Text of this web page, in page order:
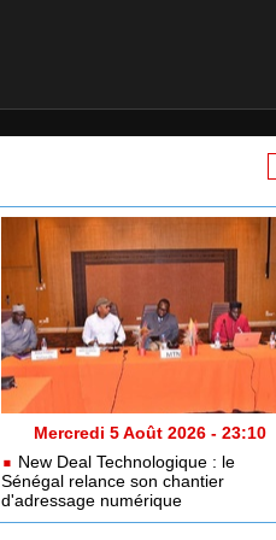
Mercredi 5 Août 2026 - 23:10
New Deal Technologique : le
Sénégal relance son chantier
d'adressage numérique